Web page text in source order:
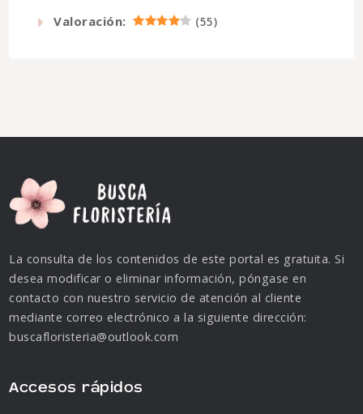
Valoración: (55)
La consulta de los contenidos de este portal es gratuita. Si
desea modificar o eliminar información, póngase en
contacto con nuestro servicio de atención al cliente
mediante correo electrónico a la siguiente dirección:
buscafloristeria@outlook.com
Accesos rápidos